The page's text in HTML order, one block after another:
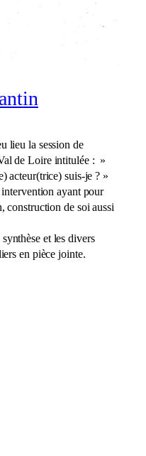
lieu la session de
de Loire intitulée : »
acteur(trice) suis-je ? »
ayant pour
construction de soi aussi
et les divers
en pièce jointe.